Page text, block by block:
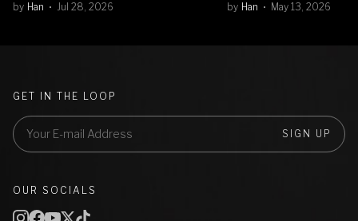
by Han Jul 28, 2026
by Han May 13, 2026
GET IN THE LOOP
SIGN UP
OUR SOCIALS